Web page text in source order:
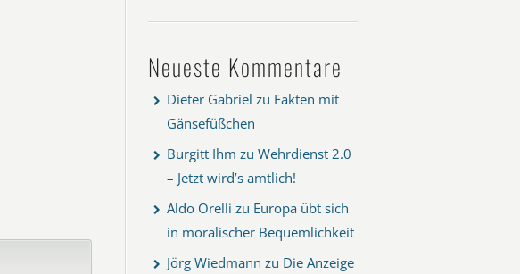
Neueste Kommentare
Dieter Gabriel zu Fakten mit
Gänsefüßchen
Burgitt Ihm zu Wehrdienst 2.0
– Jetzt wird’s amtlich!
Aldo Orelli zu Europa übt sich
in moralischer Bequemlichkeit
Jörg Wiedmann zu Die Anzeige